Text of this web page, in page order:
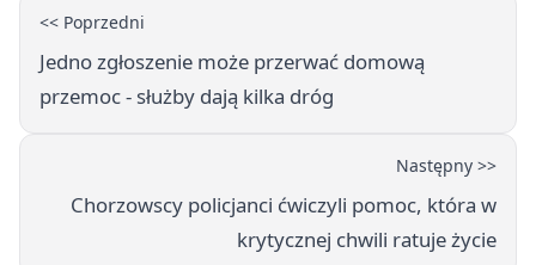
<< Poprzedni
Jedno zgłoszenie może przerwać domową
przemoc - służby dają kilka dróg
Następny >>
Chorzowscy policjanci ćwiczyli pomoc, która w
krytycznej chwili ratuje życie